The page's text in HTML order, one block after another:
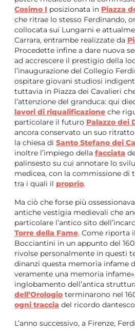
Cosimo I posizionata in Piazza
che ritrae lo stesso Ferdinando,
collocata sui Lungarni e
Carrara, entrambe realizzate da
Procedette infine a dare nuova
ad accrescere il prestigio della
l’inaugurazione del Collegio
ospitare giovani studiosi
tuttavia in Piazza dei Cavalieri
l’attenzione del granduca: qui
lavori di riqualificazione che
particolare il futuro Palazzo dei
ancora conservato un suo
la chiesa di Santo Stefano dei
inoltre l’impiego della facciata
palinsesto su cui annotare lo
medicea, con la commissione di
tra i quali il proprio.
Ma ciò che forse più
antiche vestigia medievali che
particolare l’antico sito
Torre della Fame. Come riporta
Bocciantini in un appunto del
rivolse personalmente in questi
dinanzi questa memoria infame
veramente una memoria
inglobamento dell’antica
dell’Orologio terminarono nel
ogni traccia del ricordo
L’anno successivo, a Firenze,